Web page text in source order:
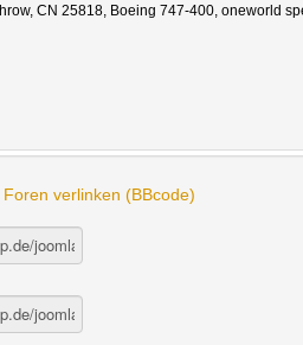
CN 25818, Boeing 747-400, oneworld
verlinken (BBcode)